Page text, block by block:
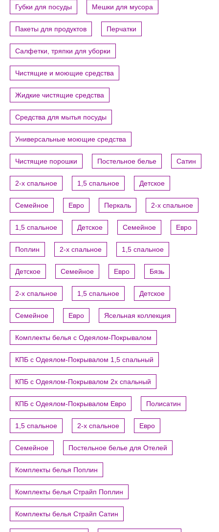
Губки для посуды Мешки для мусора
Пакеты для продуктов Перчатки
Салфетки, тряпки для уборки
Чистящие и моющие средства
Жидкие чистящие средства
Средства для мытья посуды
Универсальные моющие средства
Чистящие порошки Постельное белье Сатин
2-х спальное 1,5 спальное Детское
Семейное Евро Перкаль 2-х спальное
1,5 спальное Детское Семейное Евро
Поплин 2-х спальное 1,5 спальное
Детское Семейное Евро Бязь
2-х спальное 1,5 спальное Детское
Семейное Евро Ясельная коллекция
Комплекты белья с Одеялом-Покрывалом
КПБ с Одеялом-Покрывалом 1,5 спальный
КПБ с Одеялом-Покрывалом 2х спальный
КПБ с Одеялом-Покрывалом Евро Полисатин
1,5 спальное 2-х спальное Евро
Семейное Постельное белье для Отелей
Комплекты белья Поплин
Комплекты белья Страйп Поплин
Комплекты белья Страйп Сатин